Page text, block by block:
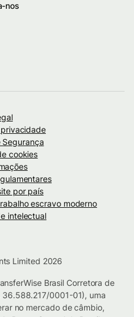
nos
Segurança
cookies
por país
escravo moderno
intelectual
Limited 2026
Brasil Corretora de
36.588.217/0001-01), uma
no mercado de câmbio,